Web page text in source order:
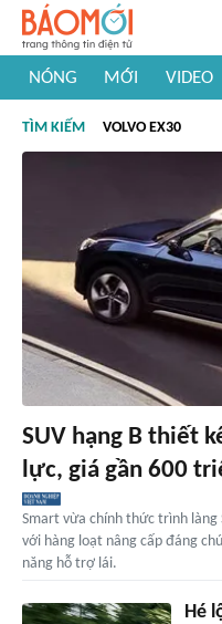
NÓNG MỚI VIDEO
#Khám phá thế giới
TÌM KIẾM VOLVO EX30
SUV hạng B thiết
lực, giá gần 600
Smart vừa chính thức trình làng
với hàng loạt nâng cấp đáng
năng hỗ trợ lái.
Hé